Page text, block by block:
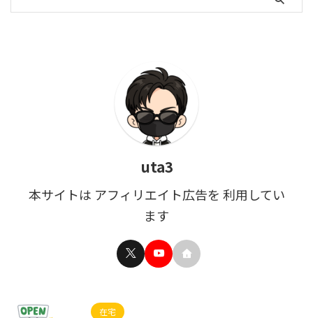
uta3
本サイトは アフィリエイト広告を 利用してい
ます
在宅